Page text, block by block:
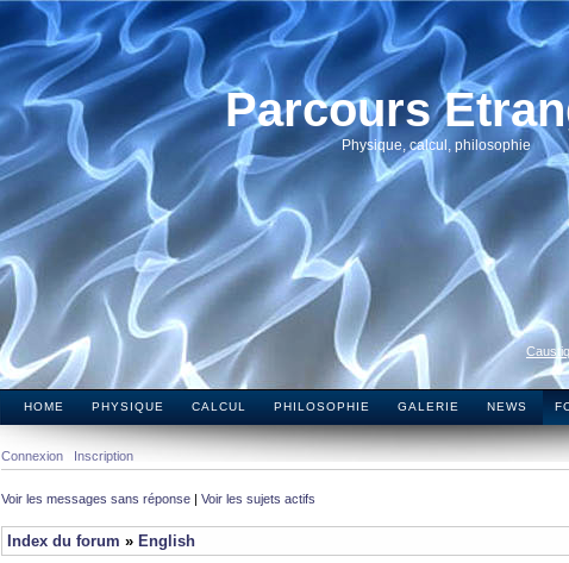
Parcours
Physique, calcul, philosophie
HOME PHYSIQUE CALCUL PHILOSOPHIE GALERIE NEWS
Connexion Inscription
Voir les messages sans réponse | Voir les sujets actifs
Index du forum » English